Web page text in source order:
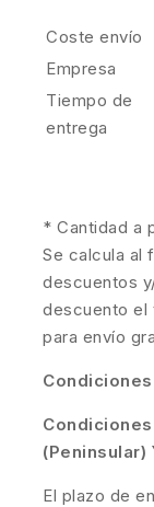
Coste envío
Empresa
Tiempo de
entrega
* Cantidad a
Se calcula al
descuentos
descuento el
para envío
(Peninsular)
El plazo de